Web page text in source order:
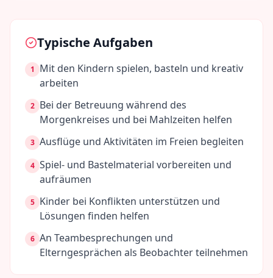
Typische Aufgaben
1
Mit den Kindern spielen, basteln und kreativ
arbeiten
2 Bei der Betreuung während des
Morgenkreises und bei Mahlzeiten helfen
3 Ausflüge und Aktivitäten im Freien begleiten
4 Spiel- und Bastelmaterial vorbereiten und
aufräumen
5 Kinder bei Konflikten unterstützen und
Lösungen finden helfen
6 An Teambesprechungen und
Elterngesprächen als Beobachter teilnehmen